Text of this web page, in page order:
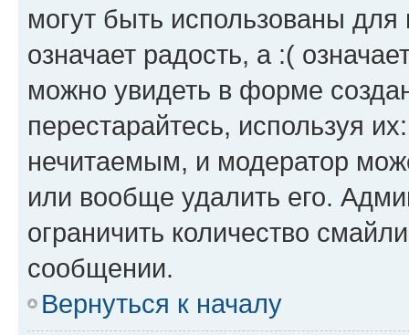
могут быть использованы
означает радость, а :(
можно увидеть в форме
перестарайтесь, используя
нечитаемым, и модератор
или вообще удалить его.
ограничить количество
сообщении.
Вернуться к началу